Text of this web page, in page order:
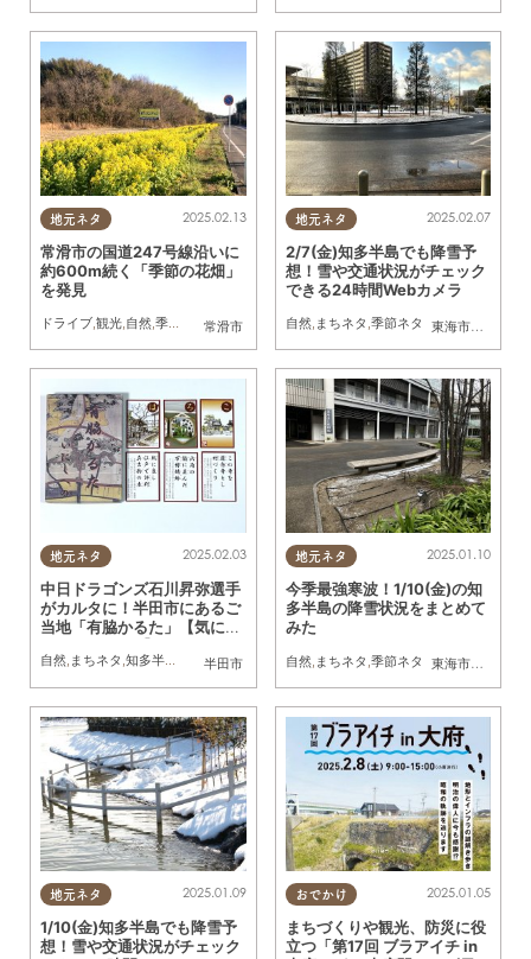
地元ネタ
常滑市
2025.02.13
常滑市の国道247号線沿いに
約600m続く「季節の花畑」
を発見
ドライブ,観光,自然,季節ネタ
地元ネタ
東海市大府市
2025.02.07
2/7(金)知多半島でも降雪予
想！雪や交通状況がチェック
できる24時間Webカメラ
自然, まちネタ ,季節ネタ
地元ネタ
半田市
2025.02.03
中日ドラゴンズ石川昇弥選手
がカルタに！半田市にあるご
当地「有脇かるた」【気にな
自然, まちネタ ,知多半島雑学 ,気になるリサーチ 家族
地元ネタ
東海市
,阿久比町
2025.01.10
今季最強寒波！1/10(金)の知
多半島の降雪状況をまとめて
みた
自然, まちネタ ,季節ネタ
地元ネタ 2025.01.09
1/10(金)知多半島でも降雪予
想！雪や交通状況がチェック
おでかけ 2025.01.05
まちづくりや観光、防災に役
立つ「第17回 ブラアイチ in